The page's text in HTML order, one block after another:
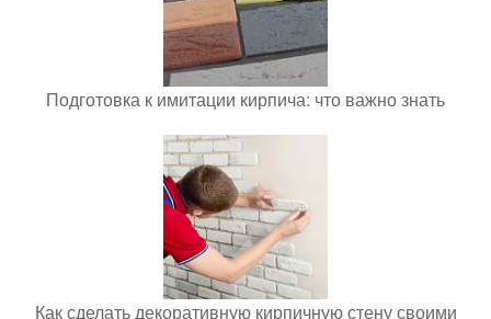
Подготовка к имитации кирпича: что важно знать
Как сделать декоративную кирпичную стену своими